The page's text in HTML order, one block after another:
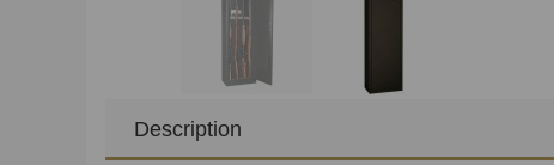
Description